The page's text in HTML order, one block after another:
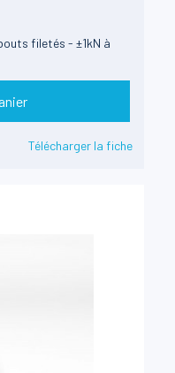
filetés - ±1kN à
Télécharger la fiche